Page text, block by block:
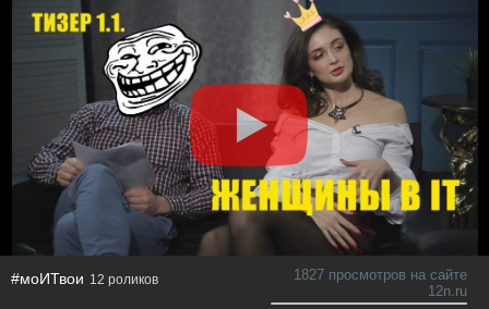
#моИТвои 12 роликов
1827 просмотров на сайте
12n.ru